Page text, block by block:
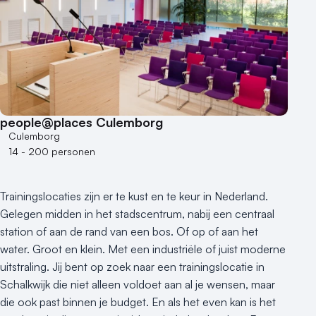
Industriële locatie
Kasteel en landgoed
Kleine / intieme locatie
Locaties aan zee
Museum
Theater
Varende locatie
people@places Culemborg
Culemborg
14 - 200 personen
Trainingslocaties zijn er te kust en te keur in Nederland.
Gelegen midden in het stadscentrum, nabij een centraal
station of aan de rand van een bos. Of op of aan het
water. Groot en klein. Met een industriële of juist moderne
uitstraling. Jij bent op zoek naar een trainingslocatie in
Schalkwijk die niet alleen voldoet aan al je wensen, maar
die ook past binnen je budget. En als het even kan is het